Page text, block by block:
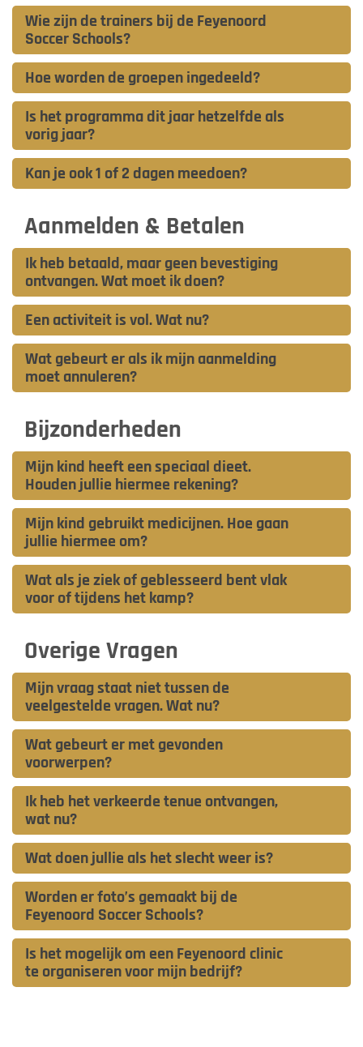
Wie zijn de trainers bij de Feyenoord
Soccer Schools?
Hoe worden de groepen ingedeeld?
Is het programma dit jaar hetzelfde als
vorig jaar?
Kan je ook 1 of 2 dagen meedoen?
Aanmelden & Betalen
Ik heb betaald, maar geen bevestiging
ontvangen. Wat moet ik doen?
Een activiteit is vol. Wat nu?
Wat gebeurt er als ik mijn aanmelding
moet annuleren?
Bijzonderheden
Mijn kind heeft een speciaal dieet.
Houden jullie hiermee rekening?
Mijn kind gebruikt medicijnen. Hoe gaan
jullie hiermee om?
Wat als je ziek of geblesseerd bent vlak
voor of tijdens het kamp?
Overige Vragen
Mijn vraag staat niet tussen de
veelgestelde vragen. Wat nu?
Wat gebeurt er met gevonden
voorwerpen?
Ik heb het verkeerde tenue ontvangen,
wat nu?
Wat doen jullie als het slecht weer is?
Worden er foto’s gemaakt bij de
Feyenoord Soccer Schools?
Is het mogelijk om een Feyenoord clinic
te organiseren voor mijn bedrijf?